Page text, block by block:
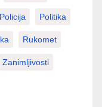
Policija Politika
Rukomet
Zanimljivosti